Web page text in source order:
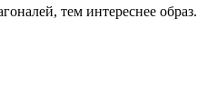
тем интереснее образ.